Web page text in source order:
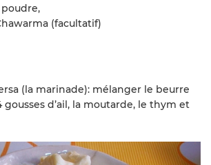
(facultatif)
(la marinade): mélanger le beurre
gousses d’ail, la moutarde, le thym et